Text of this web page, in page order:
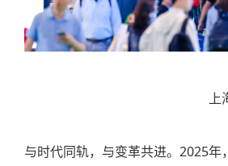
上
与时代同轨，与变革共进。2025年